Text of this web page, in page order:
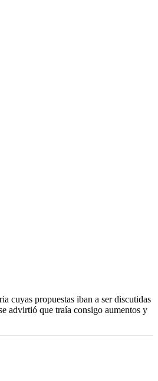
cuyas propuestas iban a ser discutidas
advirtió que traía consigo aumentos y